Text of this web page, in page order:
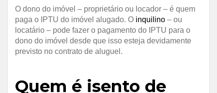
O dono do imóvel – proprietário ou locador – é quem
paga o IPTU do imóvel alugado. O inquilino – ou
locatário – pode fazer o pagamento do IPTU para o
dono do imóvel desde que isso esteja devidamente
previsto no contrato de aluguel.
Quem é isento de